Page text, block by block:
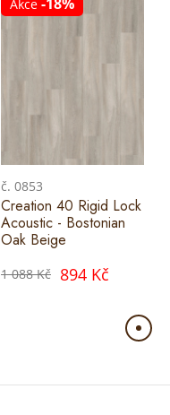
Akce
č. 0853
Creation 40 Rigid Lock
Acoustic - Bostonian
Oak Beige
1 088 Kč 894 Kč